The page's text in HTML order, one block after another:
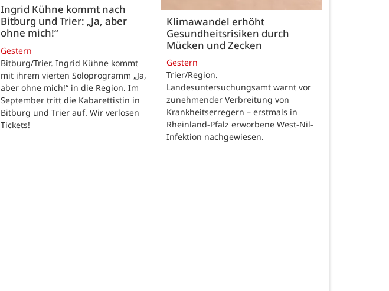
Ingrid Kühne kommt nach
Bitburg und Trier: „Ja, aber
ohne mich!“
Gestern
Bitburg/Trier. Ingrid Kühne kommt
mit ihrem vierten Soloprogramm „Ja,
aber ohne mich!“ in die Region. Im
September tritt die Kabarettistin in
Bitburg und Trier auf. Wir verlosen
Tickets!
Klimawandel erhöht
Gesundheitsrisiken durch
Mücken und Zecken
Gestern
Trier/Region.
Landesuntersuchungsamt warnt vor
zunehmender Verbreitung von
Krankheitserregern – erstmals in
Rheinland-Pfalz erworbene West-Nil-
Infektion nachgewiesen.